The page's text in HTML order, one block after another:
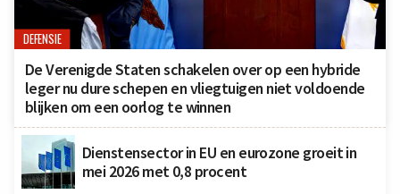
DEFENSIE
De Verenigde Staten schakelen over op een hybride
leger nu dure schepen en vliegtuigen niet voldoende
blijken om een oorlog te winnen
Dienstensector in EU en eurozone groeit in
mei 2026 met 0,8 procent